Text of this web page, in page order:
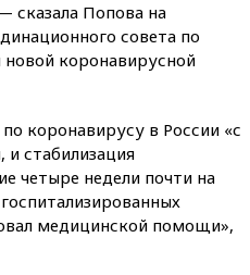
сказала Попова на
совета по
коронавирусной
коронавирусу в России «с
и стабилизация
четыре недели почти на
медицинской помощи»,